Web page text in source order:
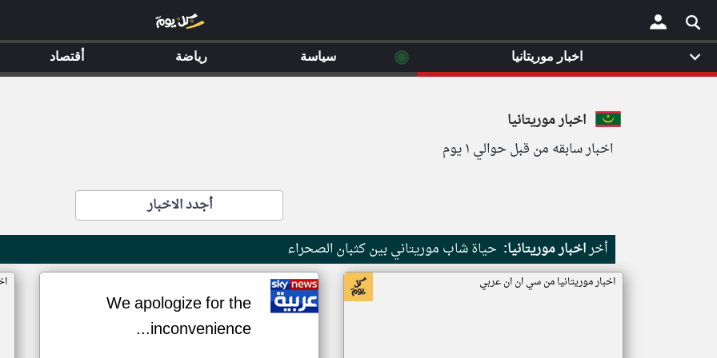
×
اخبار موريتانيا
اخبار سابقه من قبل حوالي ١ يوم
أجدد الاخبار
أخراخبار موريتانيا: حياة شاب موريتاني بين كثبان الصحراء
اخبار موريتانيا من سي ان ان عربي
We apologize for the
inconvenience...
اخبار موريتانيا ◉ سياسة رياضة أقتصاد